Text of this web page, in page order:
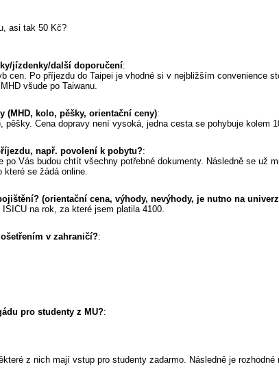
asi tak 50 Kč?
jízdenky/další doporučení:
cen. Po příjezdu do Taipei je vhodné si v nejbližším convenience
všude po Taiwanu.
kolo, pěšky, orientační ceny):
pěšky. Cena dopravy není vysoká, jedna cesta se pohybuje kolem
např. povolení k pobytu?:
po Vás budou chtít všechny potřebné dokumenty. Následně se už
které se žádá online.
(orientační cena, výhody, nevýhody, je nutno na
na rok, za které jsem platila 4100.
v zahraničí?:
pro studenty z MU?:
z nich mají vstup pro studenty zadarmo. Následně je